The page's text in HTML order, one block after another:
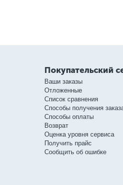
Покупательский
Ваши заказы
Отложенные
Список сравнения
Способы получения
Способы оплаты
Возврат
Оценка уровня сервиса
Получить прайс
Сообщить об ошибке